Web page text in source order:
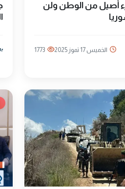
أصيل من الوطن ولن
الخميس 17 تموز 2025 1773